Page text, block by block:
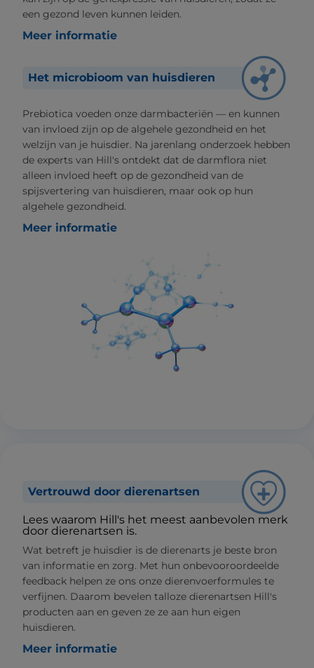
een gezond leven kunnen leiden.
Meer informatie
Het microbioom van huisdieren
Prebiotica voeden onze darmbacteriën — en kunnen
van invloed zijn op de algehele gezondheid en het
welzijn van je huisdier. Na jarenlang onderzoek hebben
de experts van Hill's ontdekt dat de darmflora niet
alleen invloed heeft op de gezondheid van de
spijsvertering van huisdieren, maar ook op hun
algehele gezondheid.
Meer informatie
Vertrouwd door dierenartsen
Lees waarom Hill's het meest aanbevolen merk
door dierenartsen is.
Wat betreft je huisdier is de dierenarts je beste bron
van informatie en zorg. Met hun onbevooroordeelde
feedback helpen ze ons onze dierenvoerformules te
verfijnen. Daarom bevelen talloze dierenartsen Hill's
producten aan en geven ze ze aan hun eigen
huisdieren.
Meer informatie